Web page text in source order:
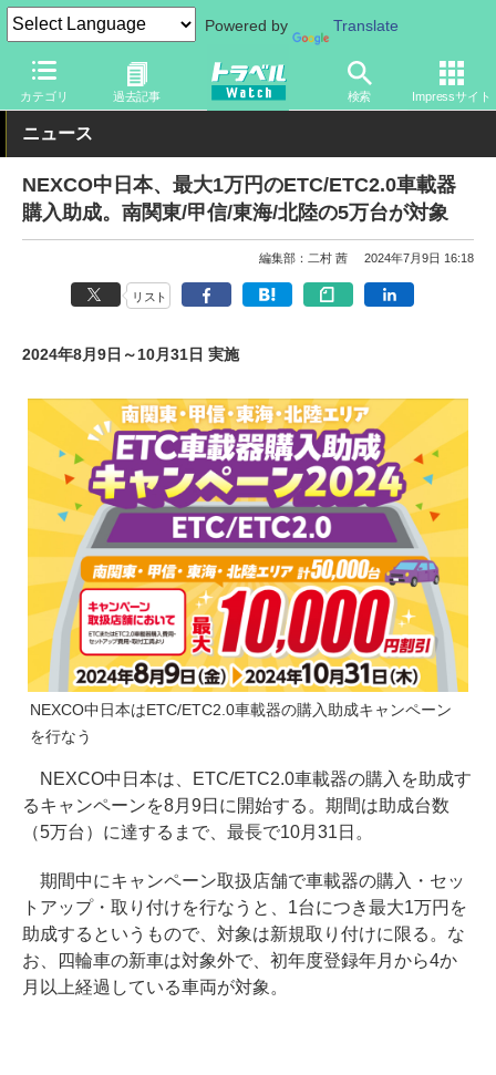
Powered by Translate
カテゴリ 過去記事 検索 Impressサイト
トラベル Watch 企業・政府・官庁 道路 NEXCO
ニュース
NEXCO中日本、最大1万円のETC/ETC2.0車載器
購入助成。南関東/甲信/東海/北陸の5万台が対象
編集部：二村 茜 2024年7月9日 16:18
リスト
2024年8月9日～10月31日 実施
NEXCO中日本はETC/ETC2.0車載器の購入助成キャンペーン
を行なう
NEXCO中日本は、ETC/ETC2.0車載器の購入を助成す
るキャンペーンを8月9日に開始する。期間は助成台数
（5万台）に達するまで、最長で10月31日。
期間中にキャンペーン取扱店舗で車載器の購入・セッ
トアップ・取り付けを行なうと、1台につき最大1万円を
助成するというもので、対象は新規取り付けに限る。な
お、四輪車の新車は対象外で、初年度登録年月から4か
月以上経過している車両が対象。